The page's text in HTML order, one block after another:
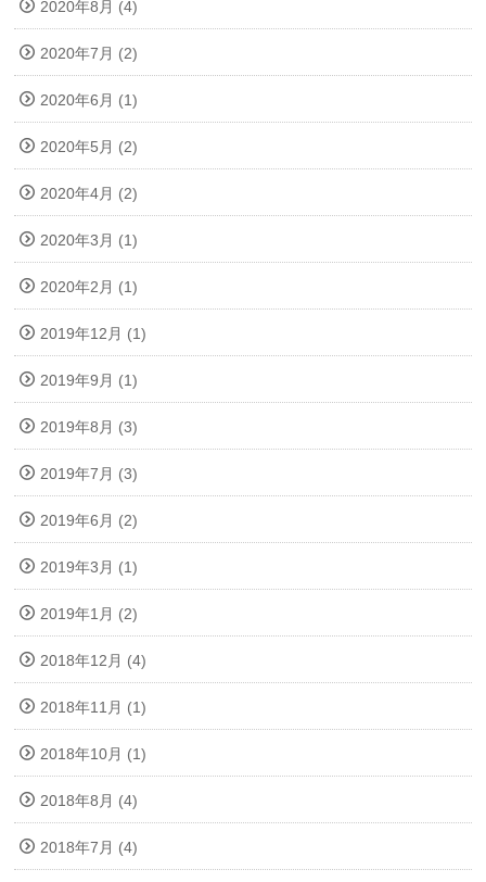
2020年8月 (4)
2020年7月 (2)
2020年6月 (1)
2020年5月 (2)
2020年4月 (2)
2020年3月 (1)
2020年2月 (1)
2019年12月 (1)
2019年9月 (1)
2019年8月 (3)
2019年7月 (3)
2019年6月 (2)
2019年3月 (1)
2019年1月 (2)
2018年12月 (4)
2018年11月 (1)
2018年10月 (1)
2018年8月 (4)
2018年7月 (4)